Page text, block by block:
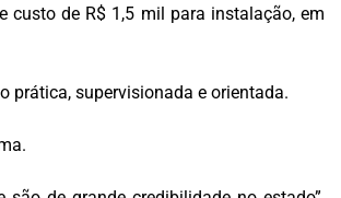
custo de R$ 1,5 mil para instalação, em
prática, supervisionada e orientada.